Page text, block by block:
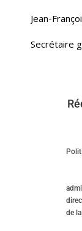
Jean-
Secrétaire
de